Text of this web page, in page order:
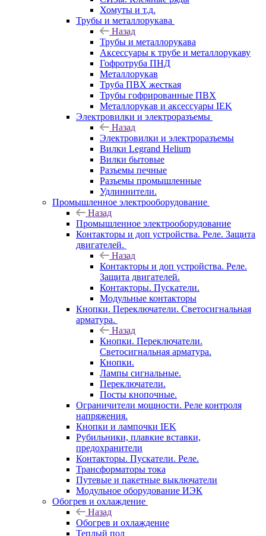
Хомуты и т.д.
Трубы и металлорукава
Назад
Трубы и металлорукава
Аксессуары к трубе и металлорукаву
Гофротруба ПНД
Металлорукав
Труба ПВХ жесткая
Трубы гофрированные ПВХ
Металлорукав и аксессуары IEK
Электровилки и электроразъемы
Назад
Электровилки и электроразъемы
Вилки Legrand Helium
Вилки бытовые
Разъемы печные
Разъемы промышленные
Удлиннители.
Промышленное электрооборудование
Назад
Промышленное электрооборудование
Контакторы и доп устройства. Реле. Защита
двигателей.
Назад
Контакторы и доп устройства. Реле.
Защита двигателей.
Контакторы. Пускатели.
Модульные контакторы
Кнопки. Переключатели. Светосигнальная
арматура.
Назад
Кнопки. Переключатели.
Светосигнальная арматура.
Кнопки.
Лампы сигнальные.
Переключатели.
Посты кнопочные.
Ограничители мощности. Реле контроля
напряжения.
Кнопки и лампочки IEK
Рубильники, плавкие вставки,
предохранители
Контакторы. Пускатели. Реле.
Трансформаторы тока
Путевые и пакетные выключатели
Модульное оборудование ИЭК
Обогрев и охлаждение
Назад
Обогрев и охлаждение
Теплый пол